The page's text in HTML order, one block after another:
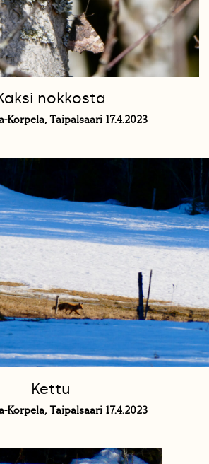
nokkosta
Korpela, Taipalsaari 17.4.2023
Kettu
Korpela, Taipalsaari 17.4.2023